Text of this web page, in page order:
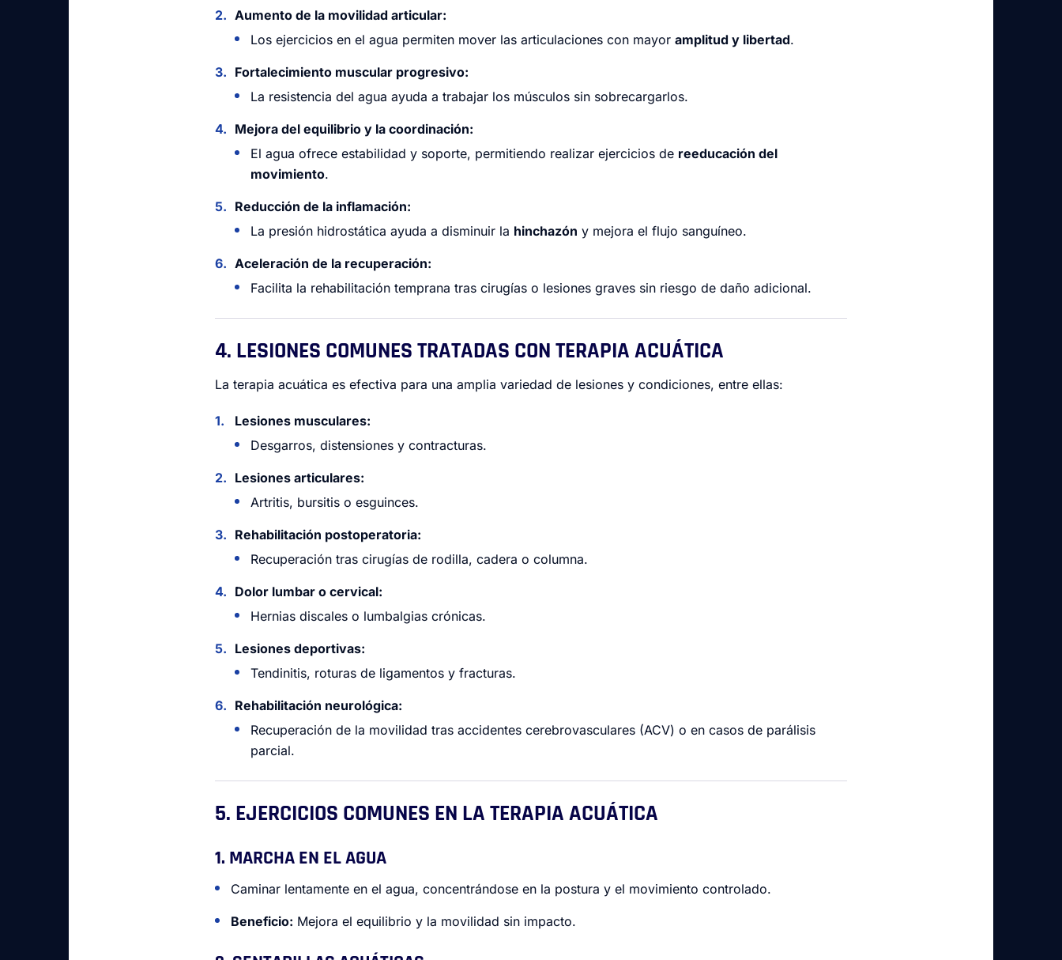
Aumento de la movilidad articular:
Los ejercicios en el agua permiten mover las articulaciones con mayor amplitud y libertad.
Fortalecimiento muscular progresivo:
La resistencia del agua ayuda a trabajar los músculos sin sobrecargarlos.
Mejora del equilibrio y la coordinación:
El agua ofrece estabilidad y soporte, permitiendo realizar ejercicios de reeducación del
movimiento.
Reducción de la inflamación:
La presión hidrostática ayuda a disminuir la hinchazón y mejora el flujo sanguíneo.
Aceleración de la recuperación:
Facilita la rehabilitación temprana tras cirugías o lesiones graves sin riesgo de daño adicional.
4. LESIONES COMUNES TRATADAS CON TERAPIA ACUÁTICA
La terapia acuática es efectiva para una amplia variedad de lesiones y condiciones, entre ellas:
Lesiones musculares:
Desgarros, distensiones y contracturas.
Lesiones articulares:
Artritis, bursitis o esguinces.
Rehabilitación postoperatoria:
Recuperación tras cirugías de rodilla, cadera o columna.
Dolor lumbar o cervical:
Hernias discales o lumbalgias crónicas.
Lesiones deportivas:
Tendinitis, roturas de ligamentos y fracturas.
Rehabilitación neurológica:
Recuperación de la movilidad tras accidentes cerebrovasculares (ACV) o en casos de parálisis
parcial.
5. EJERCICIOS COMUNES EN LA TERAPIA ACUÁTICA
1. MARCHA EN EL AGUA
Caminar lentamente en el agua, concentrándose en la postura y el movimiento controlado.
Beneficio: Mejora el equilibrio y la movilidad sin impacto.